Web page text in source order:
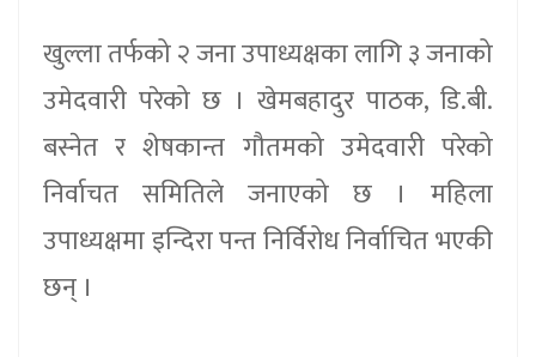
खुल्ला तर्फको २ जना उपाध्यक्षका लागि ३ जनाको
उमेदवारी परेको छ । खेमबहादुर पाठक, डि.बी.
बस्नेत र शेषकान्त गौतमको उमेदवारी परेको
निर्वाचत समितिले जनाएको छ । महिला
उपाध्यक्षमा इन्दिरा पन्त निर्विरोध निर्वाचित भएकी
छन् ।